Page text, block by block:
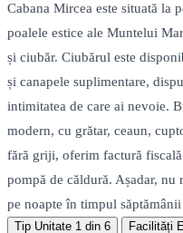
Cabana Mircea este situată la
poalele estice ale Muntelui
și ciubăr. Ciubărul este
și canapele suplimentare,
intimitatea de care ai nevoie.
modern, cu grătar, ceaun,
fără griji, oferim factură
pompă de căldură. Așadar, nu
pe noapte în timpul
Tip Unitate 1 din 6 Facilități